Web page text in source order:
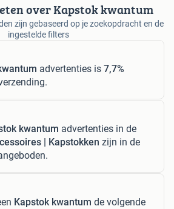
over Kapstok kwantum
zijn gebaseerd op je zoekopdracht en de
ingestelde filters
advertenties is 7,7%
kwantum advertenties in de
| Kapstokken zijn in de
Kapstok kwantum de volgende